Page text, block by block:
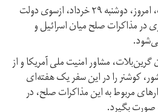
جرد کوشنر، داماد دونالد ترامپ، امروز، دوشنبه ۲۹ خرداد، ازسوی دولت
در مذاکرات صلح میان اسرائیل و
مشاور امنیت ملی آمریکا و از
کوشنر را در این سفر یک هفته‌ای
مربوط‌‌ به این مذاکرات صلح، در